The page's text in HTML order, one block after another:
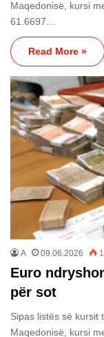
Maqedonisë, kursi
61.6697…
Read More »
A 09.06.2026
Euro
për sot
Sipas listës së kursit
Maqedonisë, kursi